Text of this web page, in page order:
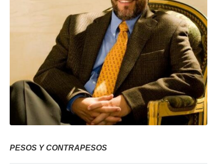
PESOS Y CONTRAPESOS